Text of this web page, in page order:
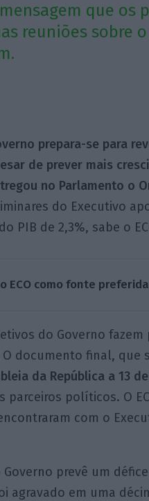
que
reuniões sobre
prepara-se para
de prever mais
no Parlamento o
do Executivo
PIB de 2,3%, sabe o
ECO como fonte
do Governo
documento final, que
da República a 13
parceiros políticos. O
com o
Governo prevê um
agravado em uma